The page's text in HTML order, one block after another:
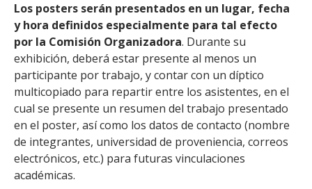
Los posters serán presentados en un lugar, fecha
y hora definidos especialmente para tal efecto
por la Comisión Organizadora. Durante su
exhibición, deberá estar presente al menos un
participante por trabajo, y contar con un díptico
multicopiado para repartir entre los asistentes, en el
cual se presente un resumen del trabajo presentado
en el poster, así como los datos de contacto (nombre
de integrantes, universidad de proveniencia, correos
electrónicos, etc.) para futuras vinculaciones
académicas.